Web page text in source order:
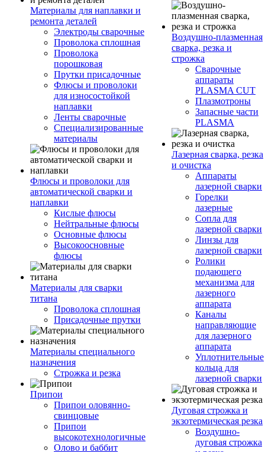
Материалы для наплавки и
ремонта деталей
Электроды сварочные
Проволока сплошная
Проволока
порошковая
Прутки присадочные
Флюсы и проволоки
для износостойкой
наплавки
Ленты сварочные
Специализированные
материалы
Флюсы и проволоки для
автоматической сварки и
наплавки
Кислые флюсы
Нейтральные флюсы
Основные флюсы
Высокоосновные
флюсы
Материалы для сварки
титана
Проволока сплошная
Присадочные прутки
Материалы специального
назначения
Строжка и резка
Припои
Припои оловянно-
свинцовые
Припои
высокотехнологичные
Олово и баббит
Воздушно-плазменная
сварка, резка и
строжка
Сварочные
аппараты
PLASMA CUT
Плазмотроны
Запасные части
PLASMA
Лазерная сварка, резка
и очистка
Аппараты
лазерной сварки
Горелки
лазерные
Сопла для
лазерной сварки
Линзы для
лазерной сварки
Ролики
подающего
механизма для
лазерного
аппарата
Каналы
направляющие
для лазерного
аппарата
Уплотнительные
кольца для
лазерной сварки
Дуговая строжка и
экзотермическая резка
Воздушно-
дуговая строжка